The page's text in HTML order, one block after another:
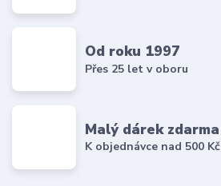
Od roku 1997
Přes 25 let v oboru
Malý dárek zdarma
K objednávce nad 500 Kč